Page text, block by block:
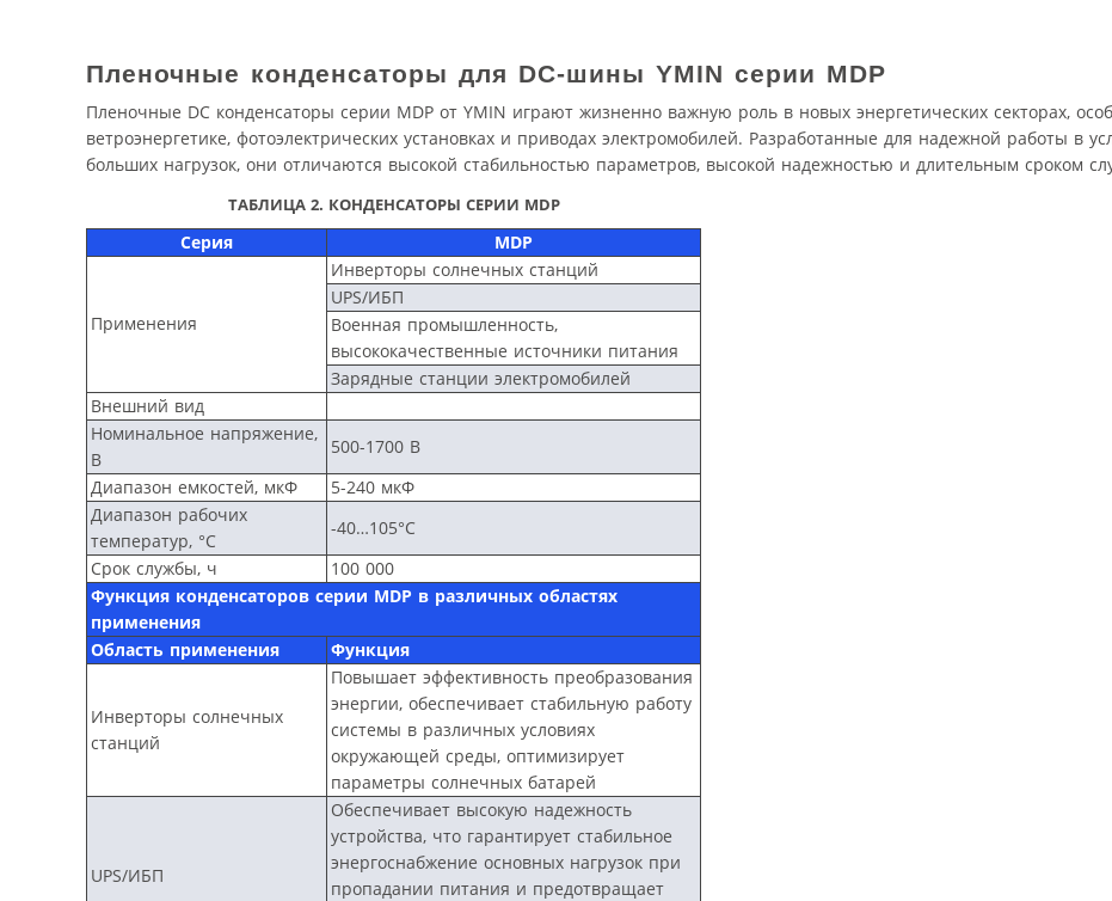
Пленочные конденсаторы для DC-шины YMIN серии MDP
Пленочные DC конденсаторы серии MDP от YMIN играют жизненно важную роль в новых энергетических секторах,
ветроэнергетике, фотоэлектрических установках и приводах электромобилей. Разработанные для надежной работы в
больших нагрузок, они отличаются высокой стабильностью параметров, высокой надежностью и длительным сроком
ТАБЛИЦА 2. КОНДЕНСАТОРЫ СЕРИИ MDP
Серия MDP
Применения
Инверторы солнечных станций
UPS/ИБП
Военная промышленность,
высококачественные источники питания
Зарядные станции электромобилей
Внешний вид
Номинальное напряжение,
В
500-1700 В
Диапазон емкостей, мкФ
5-240 мкФ
Диапазон рабочих
температур, °С
-40…105°С
Срок службы, ч
100 000
Функция конденсаторов серии MDP в различных областях
применения
Область применения
Функция
Инверторы солнечных
станций
Повышает эффективность преобразования
энергии, обеспечивает стабильную работу
системы в различных условиях
окружающей среды, оптимизирует
параметры солнечных батарей
UPS/ИБП
Обеспечивает высокую надежность
устройства, что гарантирует стабильное
энергоснабжение основных нагрузок при
пропадании питания и предотвращает